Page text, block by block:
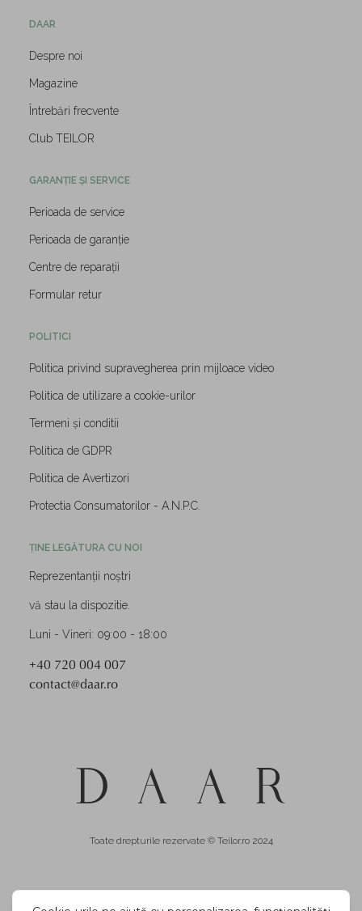
DAAR
Despre noi
Magazine
Întrebări frecvente
Club TEILOR
GARANȚIE ȘI SERVICE
Perioada de service
Perioada de garanție
Centre de reparații
Formular retur
POLITICI
Politica privind supravegherea prin mijloace video
Politica de utilizare a cookie-urilor
Termeni și conditii
Politica de GDPR
Politica de Avertizori
Protectia Consumatorilor - A.N.P.C.
ȚINE LEGĂTURA CU NOI
Reprezentanții noștri
vă stau la dispozitie.
Luni - Vineri: 09:00 - 18:00
+40 720 004 007
contact@daar.ro
Toate drepturile rezervate © Teilor.ro 2024